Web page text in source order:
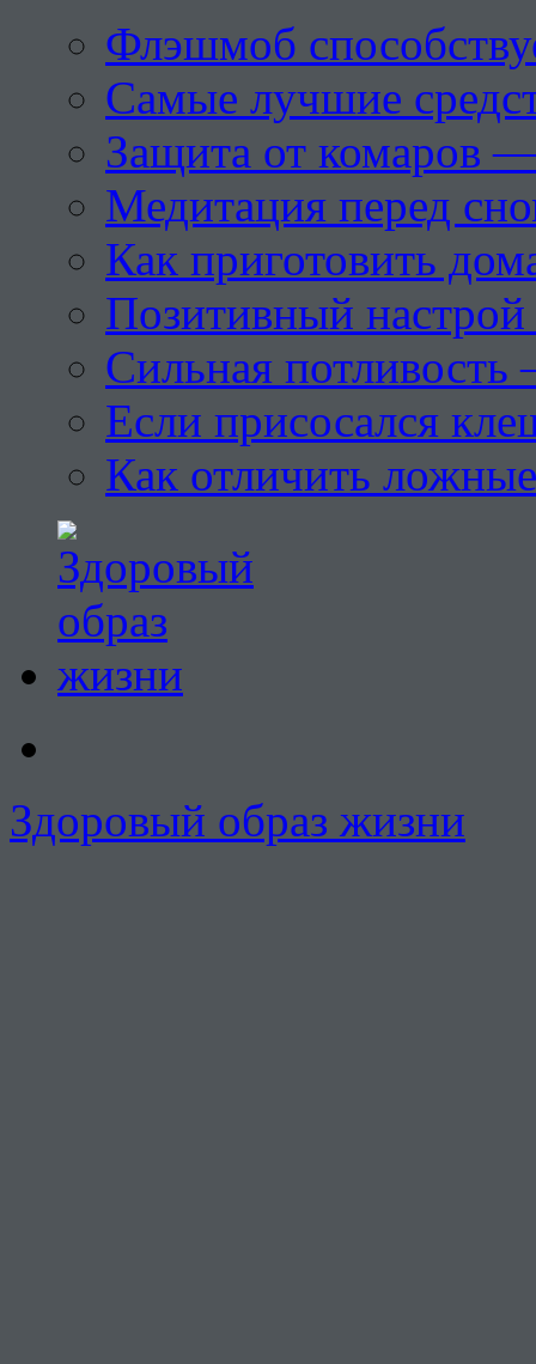
Флэшмоб
Самые лучшие
Защита от комаров
Медитация перед
Как приготовить
Позитивный настрой
Сильная потливость
Если присосался
Как отличить
Здоровый образ жизни